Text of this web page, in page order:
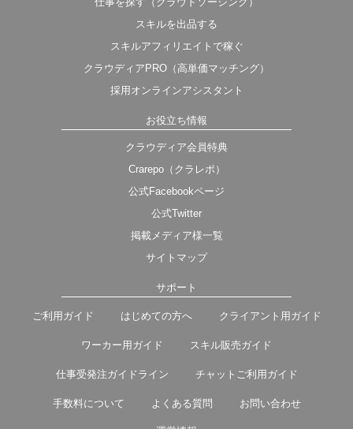
スキルを出品する
スキルアフィリエイトで稼ぐ
クラウディアPRO（高単価マッチング）
採用オンラインアシスタント
お役立ち情報
クラウディア会員特典
Crarepo（クラレポ）
公式Facebookページ
公式Twitter
掲載メディア様一覧
サイトマップ
サポート
ご利用ガイド はじめての方へ クライアント用ガイド
ワーカー用ガイド スキル販売ガイド
仕事受発注ガイドライン チャットご利用ガイド
手数料について よくある質問 お問い合わせ